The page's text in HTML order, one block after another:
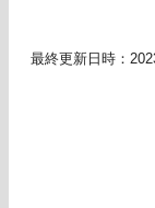
最終更新日時：